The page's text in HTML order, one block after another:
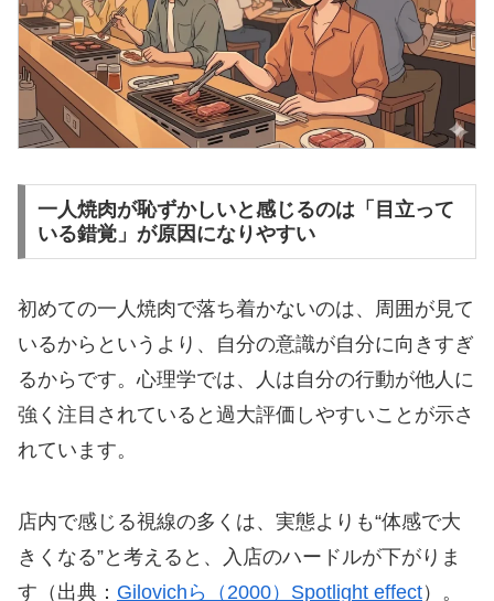
一人焼肉が恥ずかしいと感じるのは「目立って
いる錯覚」が原因になりやすい
初めての一人焼肉で落ち着かないのは、周囲が見て
いるからというより、自分の意識が自分に向きすぎ
るからです。心理学では、人は自分の行動が他人に
強く注目されていると過大評価しやすいことが示さ
れています。
店内で感じる視線の多くは、実態よりも“体感で大
きくなる”と考えると、入店のハードルが下がりま
す（出典： Gilovichら（2000）Spotlight effect）。